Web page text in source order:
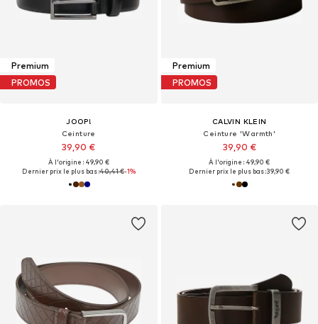
Premium
PROMOS
JOOP!
Ceinture
39,90 €
À l'origine : 49,90 €
Dernier prix le plus bas :40,41 €-1%
Premium
PROMOS
CALVIN KLEIN
Ceinture 'Warmth'
39,90 €
À l'origine : 49,90 €
Dernier prix le plus bas :39,90 €